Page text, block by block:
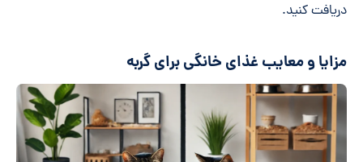
دریافت کنید.
مزایا و معایب غذای خانگی برای گربه‌